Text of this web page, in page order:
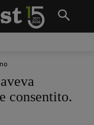
consentito.